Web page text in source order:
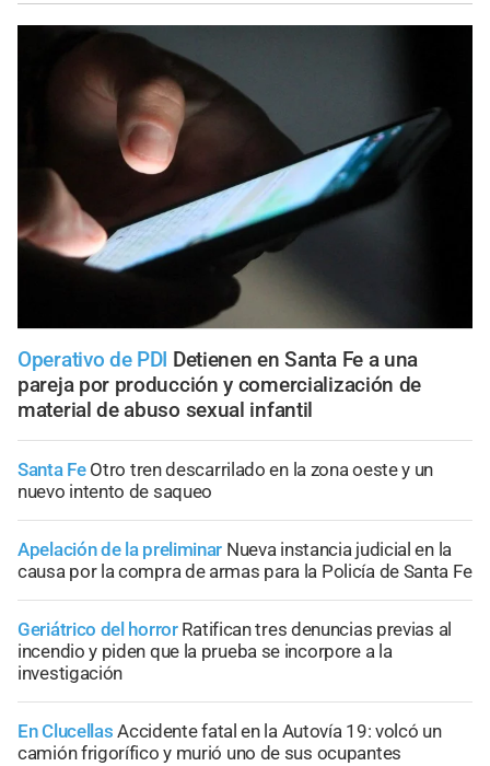
Operativo de PDI Detienen en Santa Fe a una
pareja por producción y comercialización de
material de abuso sexual infantil
Santa Fe Otro tren descarrilado en la zona oeste y un
nuevo intento de saqueo
Apelación de la preliminar Nueva instancia judicial en la
causa por la compra de armas para la Policía de Santa Fe
Geriátrico del horror Ratifican tres denuncias previas al
incendio y piden que la prueba se incorpore a la
investigación
En Clucellas Accidente fatal en la Autovía 19: volcó un
camión frigorífico y murió uno de sus ocupantes